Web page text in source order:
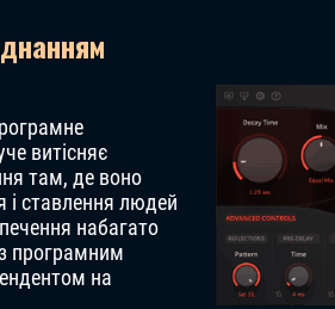
витісняє
там, де воно
і ставлення людей
набагато
програмним
на